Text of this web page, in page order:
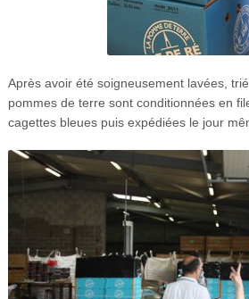
Après avoir été soigneusement lavées,
pommes de terre sont conditionnées en
cagettes bleues puis expédiées le jour